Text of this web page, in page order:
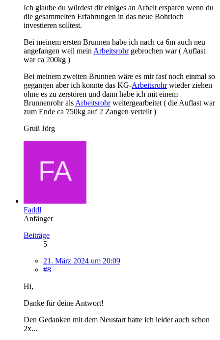
Ich glaube du würdest dir einiges an Arbeit ersparen wenn du
die gesammelten Erfahrungen in das neue Bohrloch
investieren solltest.
Bei meinem ersten Brunnen habe ich nach ca 6m auch neu
angefangen weil mein Arbeitsrohrgebrochen war ( Auflast
war ca 200kg )
Bei meinem zweiten Brunnen wäre es mir fast noch einmal so
gegangen aber ich konnte das KG-Arbeitsrohrwieder ziehen
ohne es zu zerstören und dann habe ich mit einem
Brunnenrohr als Arbeitsrohrweitergearbeitet ( die Auflast war
zum Ende ca 750kg auf 2 Zangen verteilt )
Gruß Jörg
Faddl
Anfänger
Beiträge
5
21. März 2024 um 20:09
#8
Hi,
Danke für deine Antwort!
Den Gedanken mit dem Neustart hatte ich leider auch schon
2x...